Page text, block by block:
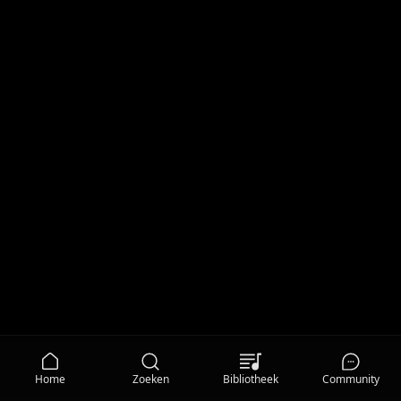
Home Zoeken Bibliotheek Community